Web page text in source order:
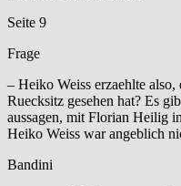
Seite 9
Frage
– Heiko Weiss erzaehlte
Ruecksitz gesehen hat? Es
aussagen, mit Florian Heilig
Heiko Weiss war angeblich
Bandini